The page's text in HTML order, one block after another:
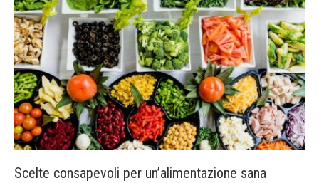
Scelte consapevoli per un’alimentazione sana